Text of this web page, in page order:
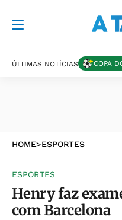
ÚLTIMAS NOTÍCIAS COPA
HOME>ESPORTES
ESPORTES
Henry faz
com Barcelona